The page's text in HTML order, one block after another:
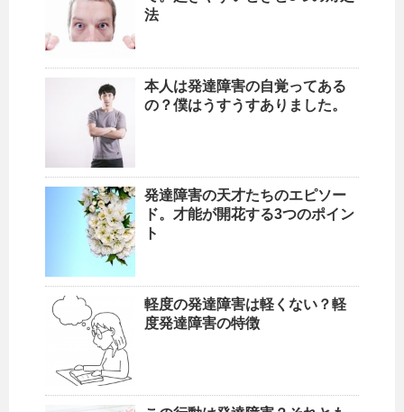
法
本人は発達障害の自覚ってある
の？僕はうすうすありました。
発達障害の天才たちのエピソー
ド。才能が開花する3つのポイン
ト
軽度の発達障害は軽くない？軽
度発達障害の特徴